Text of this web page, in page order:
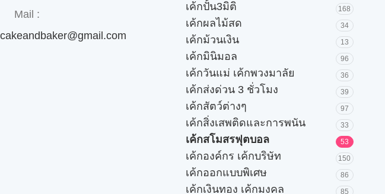
Mail :
cakeandbaker@gmail.com
เค้กปั้น3มิติ 168
เค้กผลไม้สด 34
เค้กม้วนเงิน 13
เค้กมินิมอล 96
เค้กวันแม่ เค้กพวงมาลัย 36
เค้กส่งด่วน 3 ชั่วโมง 39
เค้กสัตว์ต่างๆ 97
เค้กสิ่งเสพติดและการพนัน 33
เค้กสโมสรฟุตบอล 53
เค้กองค์กร เค้กบริษัท 150
เค้กออกแบบพิเศษ 86
เค้กเงินทอง เค้กมงคล 85